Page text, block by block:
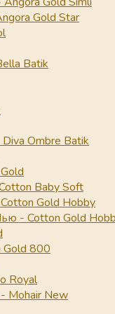
Gold Star
Batik
Ombre Batik
Baby Soft
Gold Hobby
- Cotton Gold
Gold 800
Royal
Mohair New